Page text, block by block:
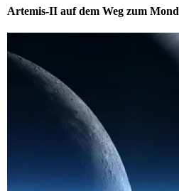
Artemis-II auf dem Weg zum Mond